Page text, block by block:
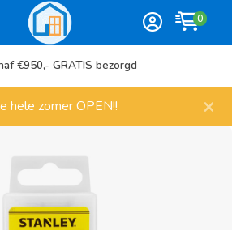
0
Meer dan 1000 artikelen
hele zomer OPEN!! ×